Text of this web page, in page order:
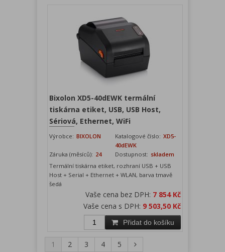
Bixolon XD5-40dEWK termální
tiskárna etiket, USB, USB Host,
Sériová, Ethernet, WiFi
Výrobce: BIXOLON Katalogové číslo: XD5-
40dEWK
Záruka (měsíců): 24 Dostupnost: skladem
Termální tiskárna etiket, rozhraní USB + USB
Host + Serial + Ethernet + WLAN, barva tmavě
šedá
Vaše cena bez DPH: 7 854 Kč
Vaše cena s DPH: 9 503,50 Kč
Přidat do košíku
1 2 3 4 5